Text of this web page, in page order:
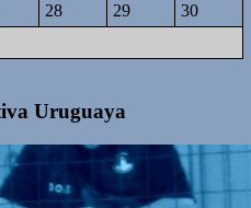
28 29
30
Uruguaya